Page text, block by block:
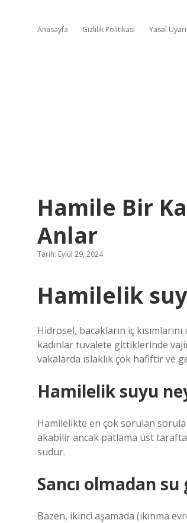
Anasayfa Gizlilik Politikası Yasal Uyarı
Hamile Bir
Anlar
Tarih: Eylül 29, 2024
Hamilelik
Hidrosel, bacakların iç
kadınlar tuvalete gittiklerinde
vakalarda ıslaklık çok hafiftir ve
Hamilelik suyu
Hamilelikte en çok sorulan
akabilir ancak patlama üst
sudur.
Sancı olmadan
Bazen, ikinci aşamada (ıkınma